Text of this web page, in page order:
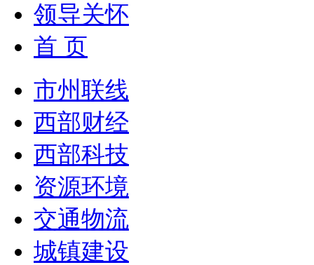
领导关怀
首 页
市州联线
西部财经
西部科技
资源环境
交通物流
城镇建设